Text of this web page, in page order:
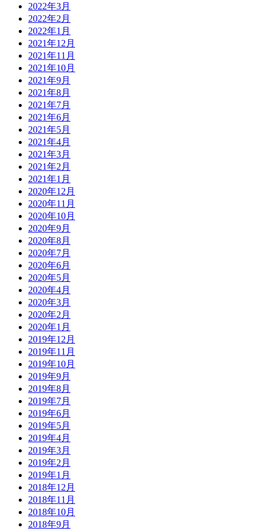
2022年3月
2022年2月
2022年1月
2021年12月
2021年11月
2021年10月
2021年9月
2021年8月
2021年7月
2021年6月
2021年5月
2021年4月
2021年3月
2021年2月
2021年1月
2020年12月
2020年11月
2020年10月
2020年9月
2020年8月
2020年7月
2020年6月
2020年5月
2020年4月
2020年3月
2020年2月
2020年1月
2019年12月
2019年11月
2019年10月
2019年9月
2019年8月
2019年7月
2019年6月
2019年5月
2019年4月
2019年3月
2019年2月
2019年1月
2018年12月
2018年11月
2018年10月
2018年9月